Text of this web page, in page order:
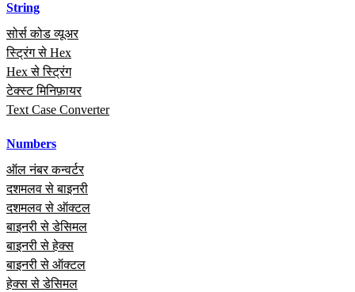
String
सोर्स कोड व्यूअर
स्ट्रिंग से Hex
Hex से स्ट्रिंग
टेक्स्ट मिनिफ़ायर
Text Case Converter
Numbers
ऑल नंबर कन्वर्टर
दशमलव से बाइनरी
दशमलव से ऑक्टल
बाइनरी से डेसिमल
बाइनरी से हेक्स
बाइनरी से ऑक्टल
हेक्स से डेसिमल